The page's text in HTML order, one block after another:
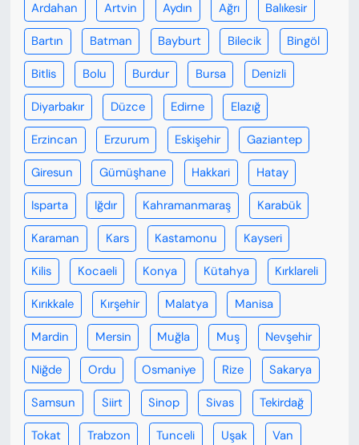
Ardahan Artvin Aydın Ağrı Balıkesir
Bartın Batman Bayburt Bilecik Bingöl
Bitlis Bolu Burdur Bursa Denizli
Diyarbakır Düzce Edirne Elazığ
Erzincan Erzurum Eskişehir Gaziantep
Giresun Gümüşhane Hakkari Hatay
Isparta Iğdır Kahramanmaraş Karabük
Karaman Kars Kastamonu Kayseri
Kilis Kocaeli Konya Kütahya Kırklareli
Kırıkkale Kırşehir Malatya Manisa
Mardin Mersin Muğla Muş Nevşehir
Niğde Ordu Osmaniye Rize Sakarya
Samsun Siirt Sinop Sivas Tekirdağ
Tokat Trabzon Tunceli Uşak Van